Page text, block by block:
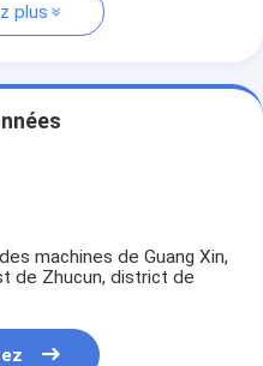
plus
machines de Guang Xin,
de Zhucun, district de